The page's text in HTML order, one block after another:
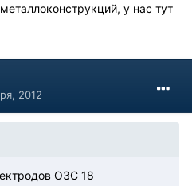
у нас тут
2012
ОЗС 18